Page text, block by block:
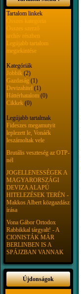
Tartalom linkek
Összes kategória
Összes szerző
archív részben
Legújabb tartalom
megtekintése
Kategóriák
Jobbik (2)
Gazdaság (1)
Devizahitel (1)
Háttérhatalom (0)
Cikkek (0)
Legújabb tartalmak
Fideszes megamutyit
leplezett le, Vonáék
leszámoltak vele
Brutális veszteség az OTP-
nél
JOGELLENESSÉGEK A
MAGYARORSZÁGI
DEVIZA ALAPÚ
HITELEZÉSEK TERÉN -
Makkos Albert közgazdász
írása
Vona Gábor Ortodox
Rabbikkal tárgyalt! - A
CIONISTÁK MÁR
BERLINBEN IS A
SPÁJZBAN VANNAK
Újdonságok